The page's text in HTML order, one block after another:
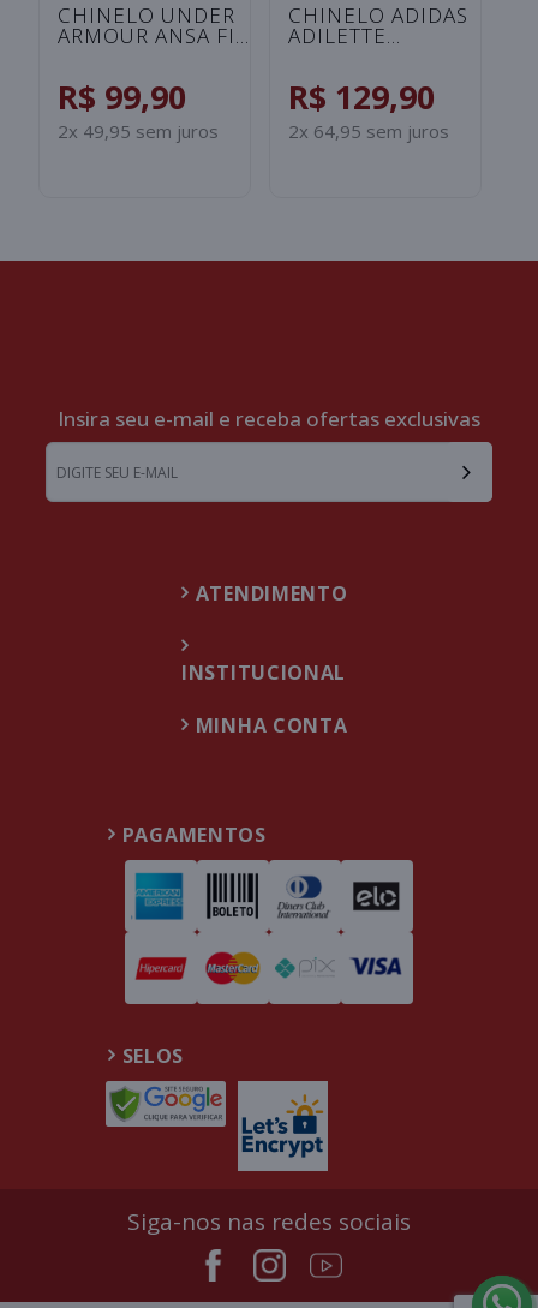
CHINELO UNDER
ARMOUR ANSA FIX
R$ 99,90
2x 49,95 sem juros
CHINELO ADIDAS
ADILETTE
PRETO/BRANCO
R$ 129,90
2x 64,95 sem juros
Insira seu e-mail e receba ofertas exclusivas
ATENDIMENTO
INSTITUCIONAL
MINHA CONTA
PAGAMENTOS
SELOS
Siga-nos nas redes sociais